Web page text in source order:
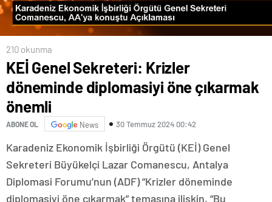
210 okunma
KEİ Genel Sekreteri: Krizler
döneminde diplomasiyi öne çıkarmak
önemli
ABONE OL News 30 Temmuz 2024 00:42
Karadeniz Ekonomik İşbirliği Örgütü (KEİ) Genel
Sekreteri Büyükelçi Lazar Comanescu, Antalya
Diplomasi Forumu’nun (ADF) “Krizler döneminde
diplomasiyi öne çıkarmak” temasına ilişkin, “Bu